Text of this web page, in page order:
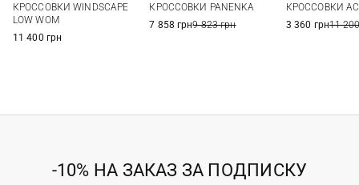
40
КРОССОВКИ WINDSCAPE
LOW WOM
11 400 грн
КРОССОВКИ PANENKA
7 858 грн9 823 грн
КРОССОВКИ
3 360 грн11
-10% НА ЗАКАЗ ЗА ПОДПИСКУ